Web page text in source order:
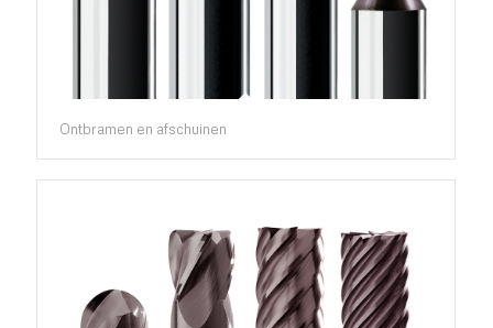
Ontbramen en afschuinen